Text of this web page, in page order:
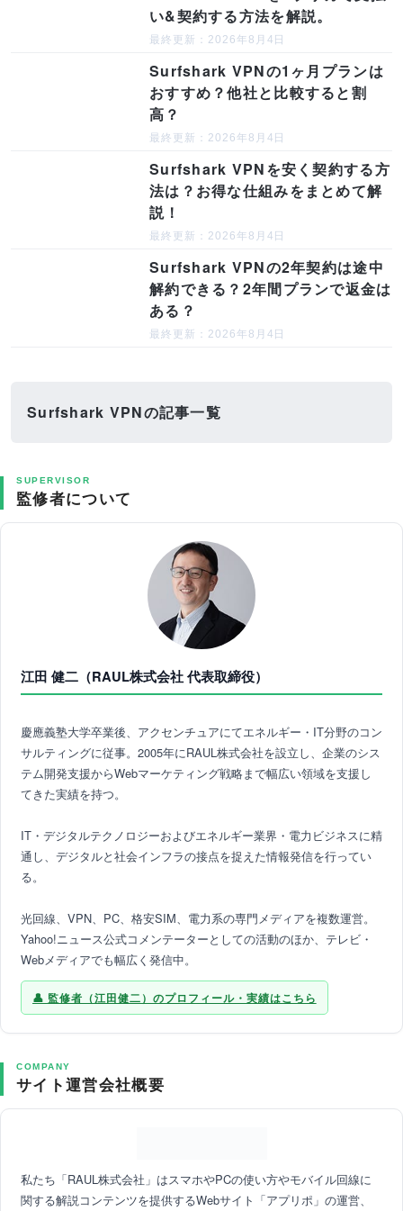
い&契約する方法を解説。
最終更新：2026年8月4日
Surfshark VPNの1ヶ月プランは
おすすめ？他社と比較すると割
高？
最終更新：2026年8月4日
Surfshark VPNを安く契約する方
法は？お得な仕組みをまとめて解
説！
最終更新：2026年8月4日
Surfshark VPNの2年契約は途中
解約できる？2年間プランで返金は
ある？
最終更新：2026年8月4日
Surfshark VPNの記事一覧
SUPERVISOR
監修者について
江田 健二（RAUL株式会社 代表取締役）
慶應義塾大学卒業後、アクセンチュアにてエネルギー・IT分野のコン
サルティングに従事。2005年にRAUL株式会社を設立し、企業のシス
テム開発支援からWebマーケティング戦略まで幅広い領域を支援し
てきた実績を持つ。
IT・デジタルテクノロジーおよびエネルギー業界・電力ビジネスに精
通し、デジタルと社会インフラの接点を捉えた情報発信を行ってい
る。
光回線、VPN、PC、格安SIM、電力系の専門メディアを複数運営。
Yahoo!ニュース公式コメンテーターとしての活動のほか、テレビ・
Webメディアでも幅広く発信中。
監修者（江田健二）のプロフィール・実績はこちら
COMPANY
サイト運営会社概要
私たち「RAUL株式会社」はスマホやPCの使い方やモバイル回線に
関する解説コンテンツを提供するWebサイト「アプリポ」の運営、